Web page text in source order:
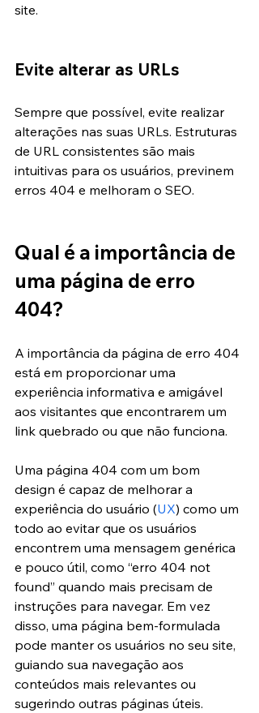
site.
Evite alterar as URLs
Sempre que possível, evite realizar
alterações nas suas URLs. Estruturas
de URL consistentes são mais
intuitivas para os usuários, previnem
erros 404 e melhoram o SEO.
Qual é a importância de
uma página de erro
404?
A importância da página de erro 404
está em proporcionar uma
experiência informativa e amigável
aos visitantes que encontrarem um
link quebrado ou que não funciona.
Uma página 404 com um bom
design é capaz de melhorar a
experiência do usuário (UX) como um
todo ao evitar que os usuários
encontrem uma mensagem genérica
e pouco útil, como “erro 404 not
found” quando mais precisam de
instruções para navegar. Em vez
disso, uma página bem-formulada
pode manter os usuários no seu site,
guiando sua navegação aos
conteúdos mais relevantes ou
sugerindo outras páginas úteis.